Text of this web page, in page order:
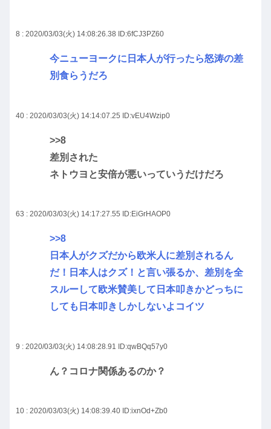
8 : 2020/03/03(火) 14:08:26.38 ID:6fCJ3PZ60
今ニューヨークに日本人が行ったら怒涛の差
別食らうだろ
40 : 2020/03/03(火) 14:14:07.25 ID:vEU4Wzip0
>>8
差別された
ネトウヨと安倍が悪いっていうだけだろ
63 : 2020/03/03(火) 14:17:27.55 ID:EiGrHAOP0
>>8
日本人がクズだから欧米人に差別されるん
だ！日本人はクズ！と言い張るか、差別を全
スルーして欧米賛美して日本叩きかどっちに
しても日本叩きしかしないよコイツ
9 : 2020/03/03(火) 14:08:28.91 ID:qwBQq57y0
ん？コロナ関係あるのか？
10 : 2020/03/03(火) 14:08:39.40 ID:ixnOd+Zb0